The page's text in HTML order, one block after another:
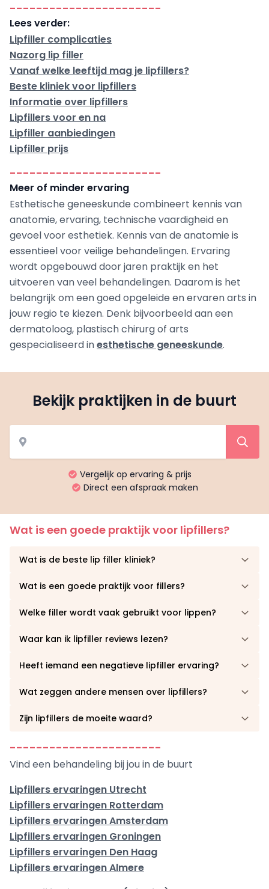
-----------------------
Lees verder:
Lipfiller complicaties
Nazorg lip filler
Vanaf welke leeftijd mag je lipfillers?
Beste kliniek voor lipfillers
Informatie over lipfillers
Lipfillers voor en na
Lipfiller aanbiedingen
Lipfiller prijs
-----------------------
Meer of minder ervaring
Esthetische geneeskunde combineert kennis van
anatomie, ervaring, technische vaardigheid en
gevoel voor esthetiek. Kennis van de anatomie is
essentieel voor veilige behandelingen. Ervaring
wordt opgebouwd door jaren praktijk en het
uitvoeren van veel behandelingen. Daarom is het
belangrijk om een goed opgeleide en ervaren arts in
jouw regio te kiezen. Denk bijvoorbeeld aan een
dermatoloog, plastisch chirurg of arts
gespecialiseerd inesthetische geneeskunde.
Bekijk praktijken in de buurt
Vergelijk op ervaring & prijs
Direct een afspraak maken
Wat is een goede praktijk voor lipfillers?
Wat is de beste lip filler kliniek?
Wat is een goede praktijk voor fillers?
Welke filler wordt vaak gebruikt voor lippen?
Waar kan ik lipfiller reviews lezen?
Heeft iemand een negatieve lipfiller ervaring?
Wat zeggen andere mensen over lipfillers?
Zijn lipfillers de moeite waard?
-----------------------
Vind een behandeling bij jou in de buurt
Lipfillers ervaringen Utrecht
Lipfillers ervaringen Rotterdam
Lipfillers ervaringen Amsterdam
Lipfillers ervaringen Groningen
Lipfillers ervaringen Den Haag
Lipfillers ervaringen Almere